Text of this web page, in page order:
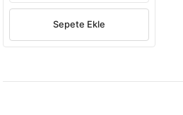
Sepete Ekle